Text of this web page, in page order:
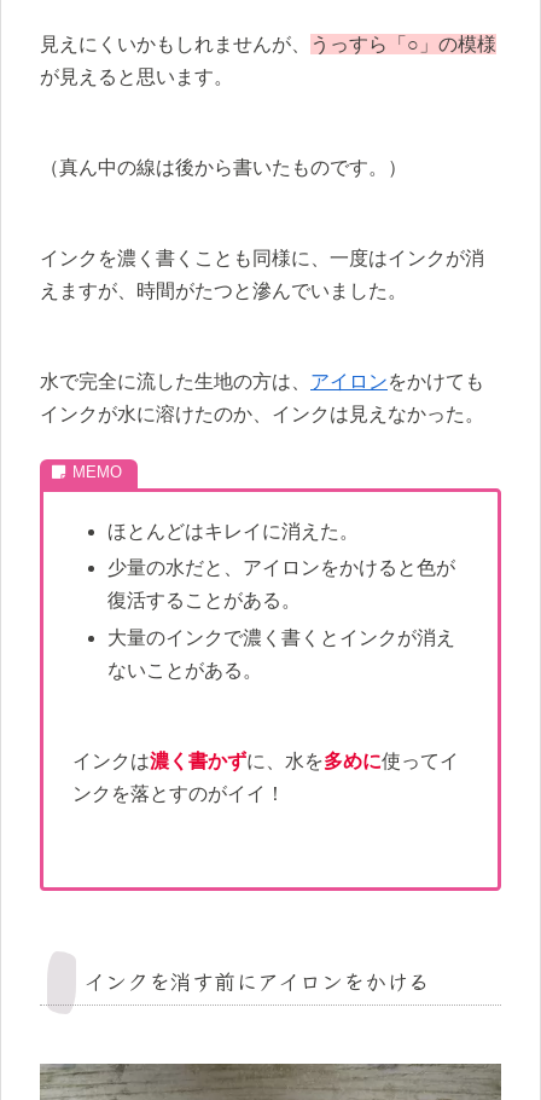
見えにくいかもしれませんが、
うっすら「○」の模様
が見えると思います。
（真ん中の線は後から書いたものです。）
インクを濃く書くことも同様に、一度はインクが消
えますが、時間がたつと滲んでいました。
水で完全に流した生地の方は、 アイロンをかけても
インクが水に溶けたのか、インクは見えなかった。
ほとんどはキレイに消えた。
少量の水だと、アイロンをかけると色が
復活することがある。
大量のインクで濃く書くとインクが消え
ないことがある。
インクは濃く書かずに、水を多めに使ってイ
ンクを落とすのがイイ！
インクを消す前にアイロンをかける